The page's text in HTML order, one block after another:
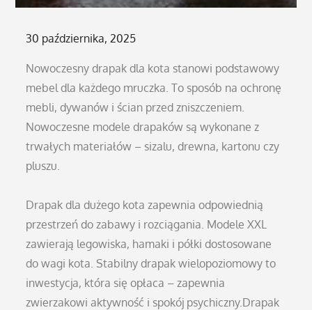
Posted
30 października, 2025
Nowoczesny drapak dla kota stanowi podstawowy
mebel dla każdego mruczka. To sposób na ochronę
mebli, dywanów i ścian przed zniszczeniem.
Nowoczesne modele drapaków są wykonane z
trwałych materiałów – sizalu, drewna, kartonu czy
pluszu.
Drapak dla dużego kota zapewnia odpowiednią
przestrzeń do zabawy i rozciągania. Modele XXL
zawierają legowiska, hamaki i półki dostosowane
do wagi kota. Stabilny drapak wielopoziomowy to
inwestycja, która się opłaca – zapewnia
zwierzakowi aktywność i spokój psychiczny.Drapak